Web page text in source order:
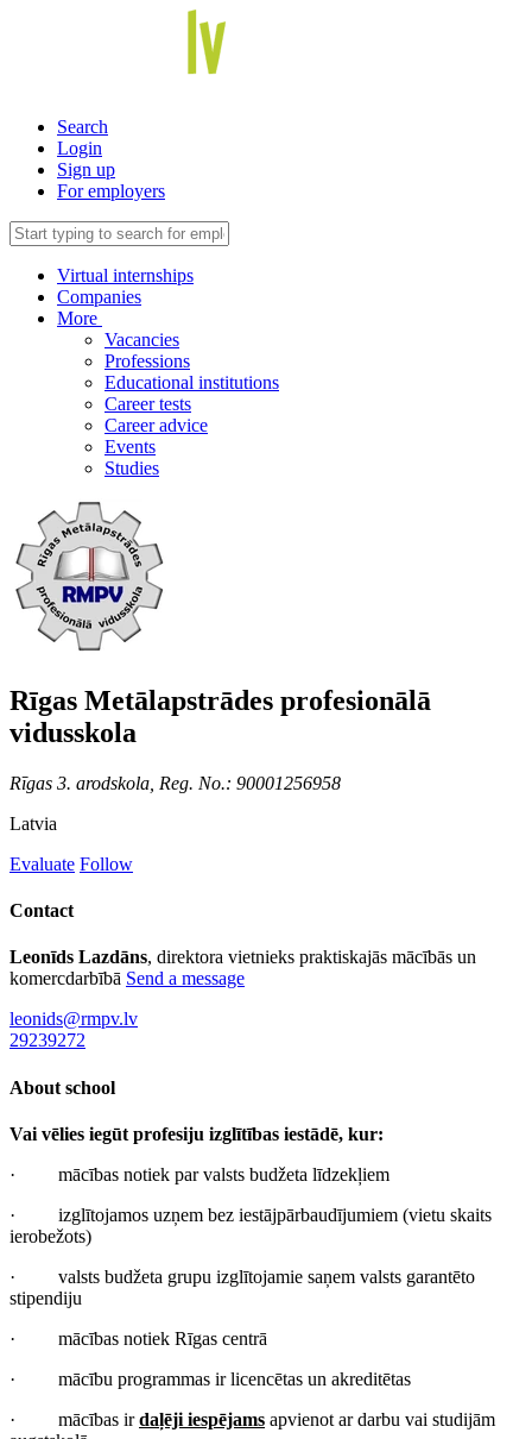
Search
Login
Sign up
For employers
Virtual internships
Companies
More
Vacancies
Professions
Educational institutions
Career tests
Career advice
Events
Studies
Rīgas Metālapstrādes profesionālā
vidusskola
Rīgas 3. arodskola, Reg. No.: 90001256958
Latvia
Evaluate Follow
Contact
Leonīds Lazdāns, direktora vietnieks praktiskajās mācībās un
komercdarbībā Send a message
leonids@rmpv.lv
29239272
About school
Vai vēlies iegūt profesiju izglītības iestādē, kur:
· mācības notiek par valsts budžeta līdzekļiem
· izglītojamos uzņem bez iestājpārbaudījumiem (vietu skaits
ierobežots)
· valsts budžeta grupu izglītojamie saņem valsts garantēto
stipendiju
· mācības notiek Rīgas centrā
· mācību programmas ir licencētas un akreditētas
· mācības irdaļēji iespējams apvienot ar darbu vai studijām